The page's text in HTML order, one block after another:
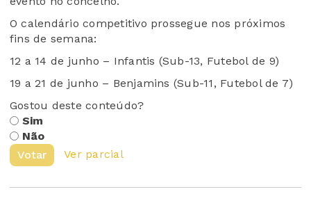
O calendário competitivo prossegue nos próximos
fins de semana:
12 a 14 de junho – Infantis (Sub-13, Futebol de 9)
19 a 21 de junho – Benjamins (Sub-11, Futebol de 7)
Gostou deste conteúdo?
Sim
Não
Votar
Ver parcial